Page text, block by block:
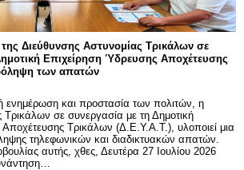
Διεύθυνσης Αστυνομίας Τρικάλων σε
Επιχείρηση Ύδρευσης Αποχέτευσης
των απατών
ενημέρωση και προστασία των πολιτών, η
Τρικάλων σε συνεργασία με τη Δημοτική
Τρικάλων (Δ.Ε.Υ.Α.Τ.), υλοποιεί μια
τηλεφωνικών και διαδικτυακών απατών.
αυτής, χθες, Δευτέρα 27 Ιουλίου 2026